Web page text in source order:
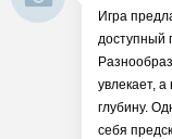
Игра
доступный
увлекает,
глубину.
себя